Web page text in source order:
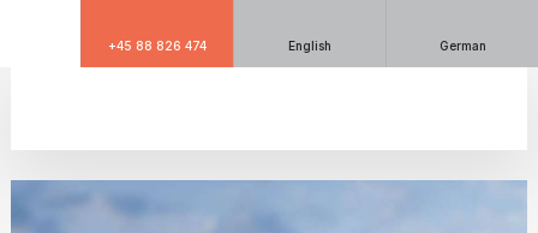
+45 88 826 474 English German